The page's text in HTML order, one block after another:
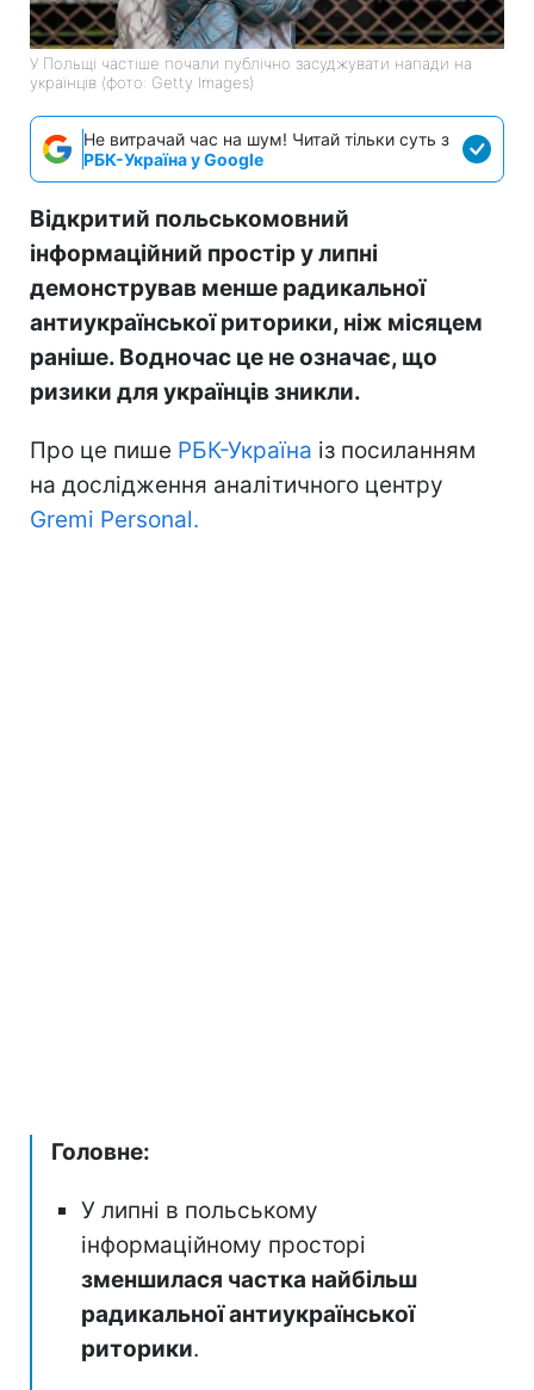
У Польщі частіше почали публічно засуджувати напади на
українців (фото: Getty Images)
Не витрачай час на шум! Читай тільки суть з
РБК-Україна у Google
Відкритий польськомовний
інформаційний простір у липні
демонстрував менше радикальної
антиукраїнської риторики, ніж місяцем
раніше. Водночас це не означає, що
ризики для українців зникли.
Про це пише РБК-Україна із посиланням
на дослідження аналітичного центру
Gremi Personal.
Головне:
У липні в польському
інформаційному просторі
зменшилася частка найбільш
радикальної антиукраїнської
риторики.